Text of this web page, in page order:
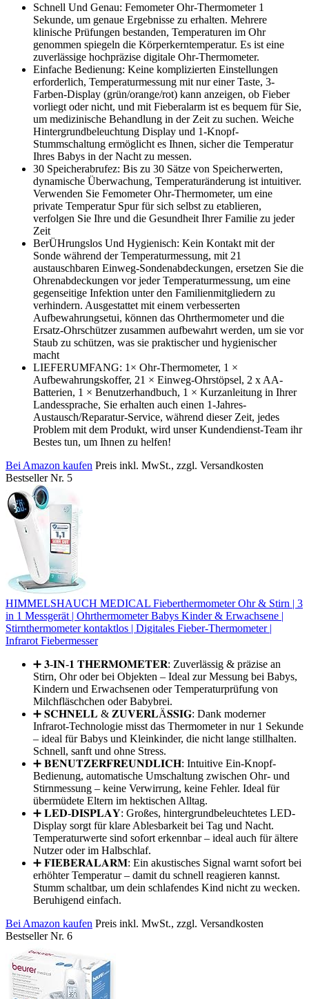
Schnell Und Genau: Femometer Ohr-Thermometer 1
Sekunde, um genaue Ergebnisse zu erhalten. Mehrere
klinische Prüfungen bestanden, Temperaturen im Ohr
genommen spiegeln die Körperkerntemperatur. Es ist eine
zuverlässige hochpräzise digitale Ohr-Thermometer.
Einfache Bedienung: Keine komplizierten Einstellungen
erforderlich, Temperaturmessung mit nur einer Taste, 3-
Farben-Display (grün/orange/rot) kann anzeigen, ob Fieber
vorliegt oder nicht, und mit Fieberalarm ist es bequem für Sie,
um medizinische Behandlung in der Zeit zu suchen. Weiche
Hintergrundbeleuchtung Display und 1-Knopf-
Stummschaltung ermöglicht es Ihnen, sicher die Temperatur
Ihres Babys in der Nacht zu messen.
30 Speicherabrufez: Bis zu 30 Sätze von Speicherwerten,
dynamische Überwachung, Temperaturänderung ist intuitiver.
Verwenden Sie Femometer Ohr-Thermometer, um eine
private Temperatur Spur für sich selbst zu etablieren,
verfolgen Sie Ihre und die Gesundheit Ihrer Familie zu jeder
Zeit
BerÜHrungslos Und Hygienisch: Kein Kontakt mit der
Sonde während der Temperaturmessung, mit 21
austauschbaren Einweg-Sondenabdeckungen, ersetzen Sie die
Ohrenabdeckungen vor jeder Temperaturmessung, um eine
gegenseitige Infektion unter den Familienmitgliedern zu
verhindern. Ausgestattet mit einem verbesserten
Aufbewahrungsetui, können das Ohrthermometer und die
Ersatz-Ohrschützer zusammen aufbewahrt werden, um sie vor
Staub zu schützen, was sie praktischer und hygienischer
macht
LIEFERUMFANG: 1× Ohr-Thermometer, 1 ×
Aufbewahrungskoffer, 21 × Einweg-Ohrstöpsel, 2 x AA-
Batterien, 1 × Benutzerhandbuch, 1 × Kurzanleitung in Ihrer
Landessprache, Sie erhalten auch einen 1-Jahres-
Austausch/Reparatur-Service, während dieser Zeit, jedes
Problem mit dem Produkt, wird unser Kundendienst-Team ihr
Bestes tun, um Ihnen zu helfen!
Bei Amazon kaufen Preis inkl. MwSt., zzgl. Versandkosten
Bestseller Nr. 5
HIMMELSHAUCH MEDICAL Fieberthermometer Ohr & Stirn | 3
in 1 Messgerät | Ohrthermometer Babys Kinder & Erwachsene |
Stirnthermometer kontaktlos | Digitales Fieber-Thermometer |
Infrarot Fiebermesser
➕ 𝟑-𝐈𝐍-𝟏 𝐓𝐇𝐄𝐑𝐌𝐎𝐌𝐄𝐓𝐄𝐑: Zuverlässig & präzise an
Stirn, Ohr oder bei Objekten – Ideal zur Messung bei Babys,
Kindern und Erwachsenen oder Temperaturprüfung von
Milchfläschchen oder Babybrei.
➕ 𝐒𝐂𝐇𝐍𝐄𝐋𝐋 & 𝐙𝐔𝐕𝐄𝐑𝐋Ä𝐒𝐒𝐈𝐆: Dank moderner
Infrarot-Technologie misst das Thermometer in nur 1 Sekunde
– ideal für Babys und Kleinkinder, die nicht lange stillhalten.
Schnell, sanft und ohne Stress.
➕ 𝐁𝐄𝐍𝐔𝐓𝐙𝐄𝐑𝐅𝐑𝐄𝐔𝐍𝐃𝐋𝐈𝐂𝐇: Intuitive Ein-Knopf-
Bedienung, automatische Umschaltung zwischen Ohr- und
Stirnmessung – keine Verwirrung, keine Fehler. Ideal für
übermüdete Eltern im hektischen Alltag.
➕ 𝐋𝐄𝐃-𝐃𝐈𝐒𝐏𝐋𝐀𝐘: Großes, hintergrundbeleuchtetes LED-
Display sorgt für klare Ablesbarkeit bei Tag und Nacht.
Temperaturwerte sind sofort erkennbar – ideal auch für ältere
Nutzer oder im Halbschlaf.
➕ 𝐅𝐈𝐄𝐁𝐄𝐑𝐀𝐋𝐀𝐑𝐌: Ein akustisches Signal warnt sofort bei
erhöhter Temperatur – damit du schnell reagieren kannst.
Stumm schaltbar, um dein schlafendes Kind nicht zu wecken.
Beruhigend einfach.
Bei Amazon kaufen Preis inkl. MwSt., zzgl. Versandkosten
Bestseller Nr. 6